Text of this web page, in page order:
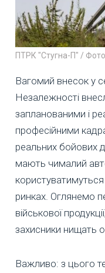
ПТРК "Стугна-П" /
Вагомий внесок у
Незалежності
запланованими і
професійними
реальних бойових
мають чималий
ринках. Оглянемо
військової
захисники нищать
Важливо: з цього